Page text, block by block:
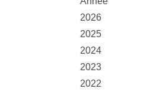
2026
2025
2024
2023
2022